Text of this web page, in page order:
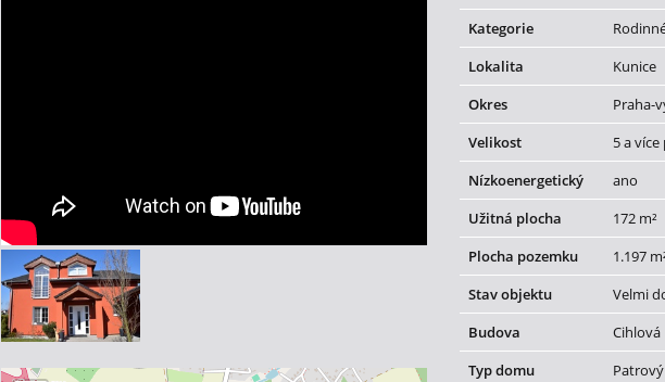
Kategorie
Lokalita
Kunice
Okres
Praha-
Velikost
5 a
Nízkoenergetický
ano
Užitná plocha
172 m²
Plocha pozemku
1.197
Stav objektu
Velmi
Budova
Cihlová
Typ domu
Patrový